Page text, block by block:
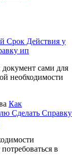
Срок Действия у
ип
сами для
необходимости
Как
Сделать Справку
в